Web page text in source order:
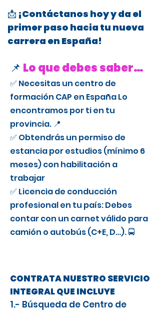
📩 ¡Contáctanos hoy y da el
primer paso hacia tu nueva
carrera en España!
📌 Lo que debes saber…
✅ Necesitas un centro de
formación CAP en España Lo
encontramos por ti en tu
provincia. 📍
✅ Obtendrás un permiso de
estancia por estudios (mínimo 6
meses) con habilitación a
trabajar
✅ Licencia de conducción
profesional en tu país: Debes
contar con un carnet válido para
camión o autobús (C+E, D…). 🚍
CONTRATA NUESTRO SERVICIO
INTEGRAL QUE INCLUYE
1.- Búsqueda de Centro de